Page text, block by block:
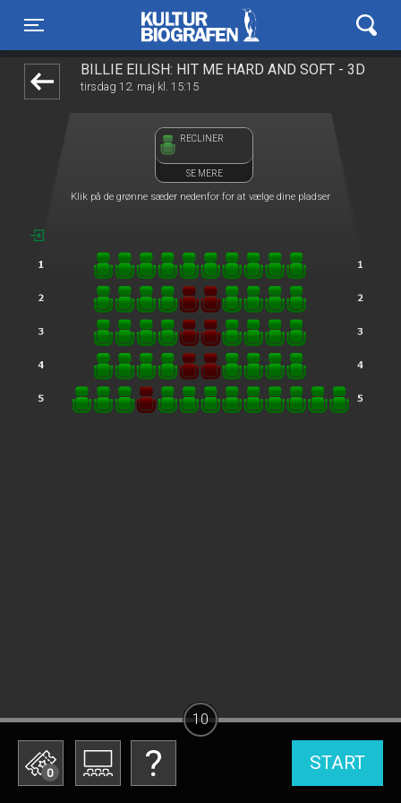
Toggle navigation
Kulturbiografen
BILLIE EILISH: HIT ME HARD AND SOFT - 3D
tirsdag 12. maj kl. 15:15
RECLINER
SE MERE
Klik på de grønne sæder nedenfor for at vælge dine pladser
0 START
10
front03-cc 020809